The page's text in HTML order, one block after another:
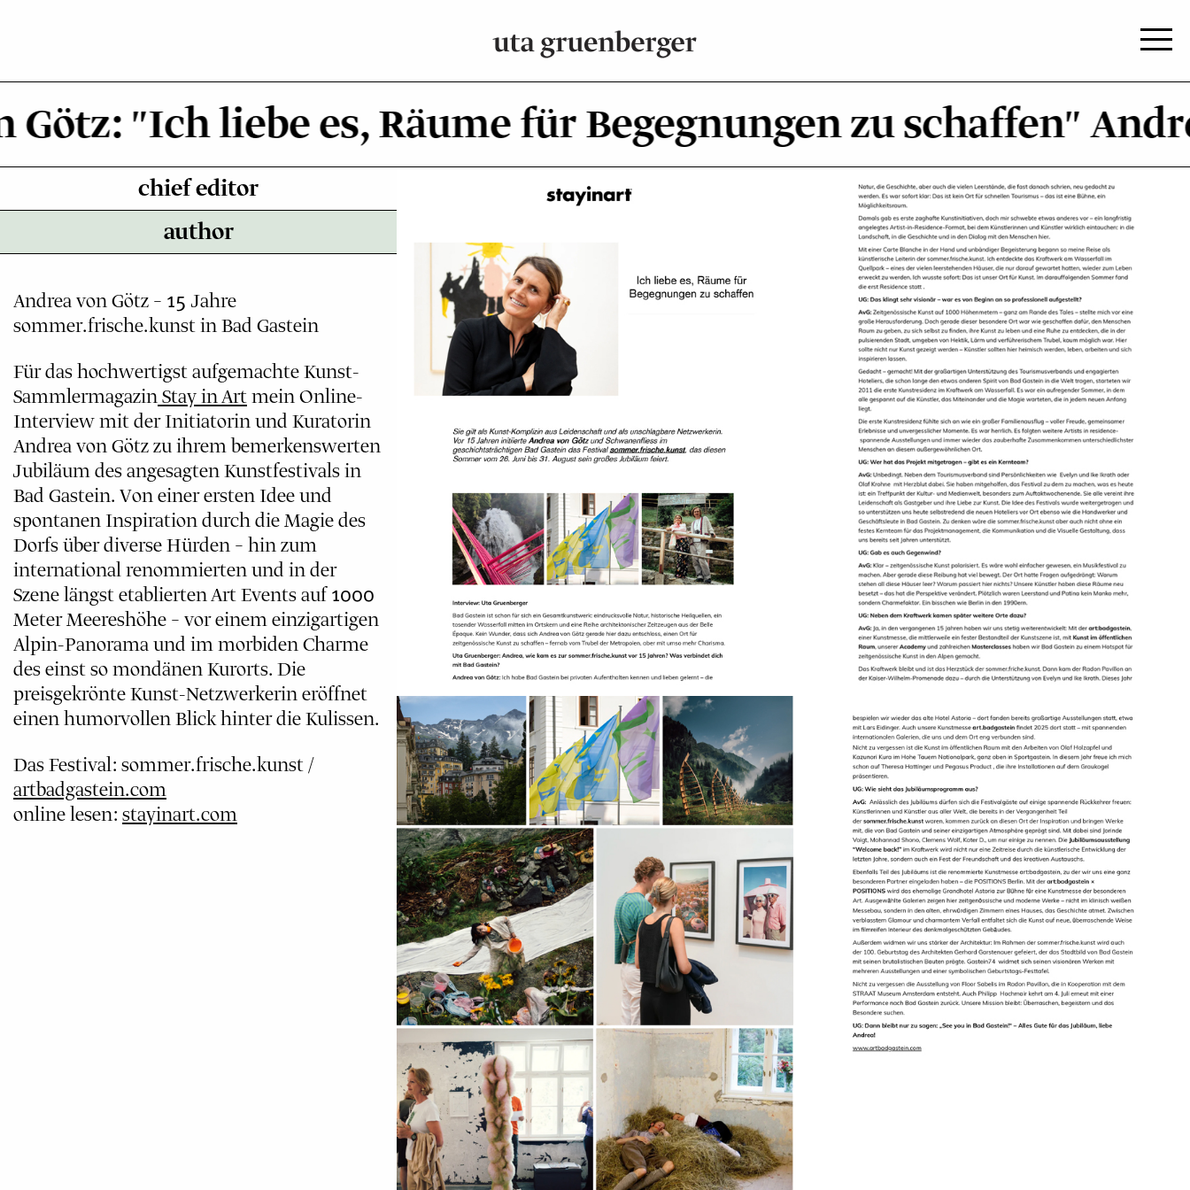
"Ich liebe es, Räume für Begegnungen zu schaffen"
chief editor
author
Andrea von Götz – 15 Jahre
sommer.frische.kunst in Bad Gastein
Für das hochwertigst aufgemachte Kunst-
Sammlermagazin Stay in Art mein Online-
Interview mit der Initiatorin und Kuratorin
Andrea von Götz zu ihrem bemerkenswerten
Jubiläum des angesagten Kunstfestivals in
Bad Gastein. Von einer ersten Idee und
spontanen Inspiration durch die Magie des
Dorfs über diverse Hürden – hin zum
international renommierten und in der
Szene längst etablierten Art Events auf 1000
Meter Meereshöhe – vor einem einzigartigen
Alpin-Panorama und im morbiden Charme
des einst so mondänen Kurorts. Die
preisgekrönte Kunst-Netzwerkerin eröffnet
einen humorvollen Blick hinter die Kulissen.
Das Festival: sommer.frische.kunst /
artbadgastein.com
online lesen: stayinart.com